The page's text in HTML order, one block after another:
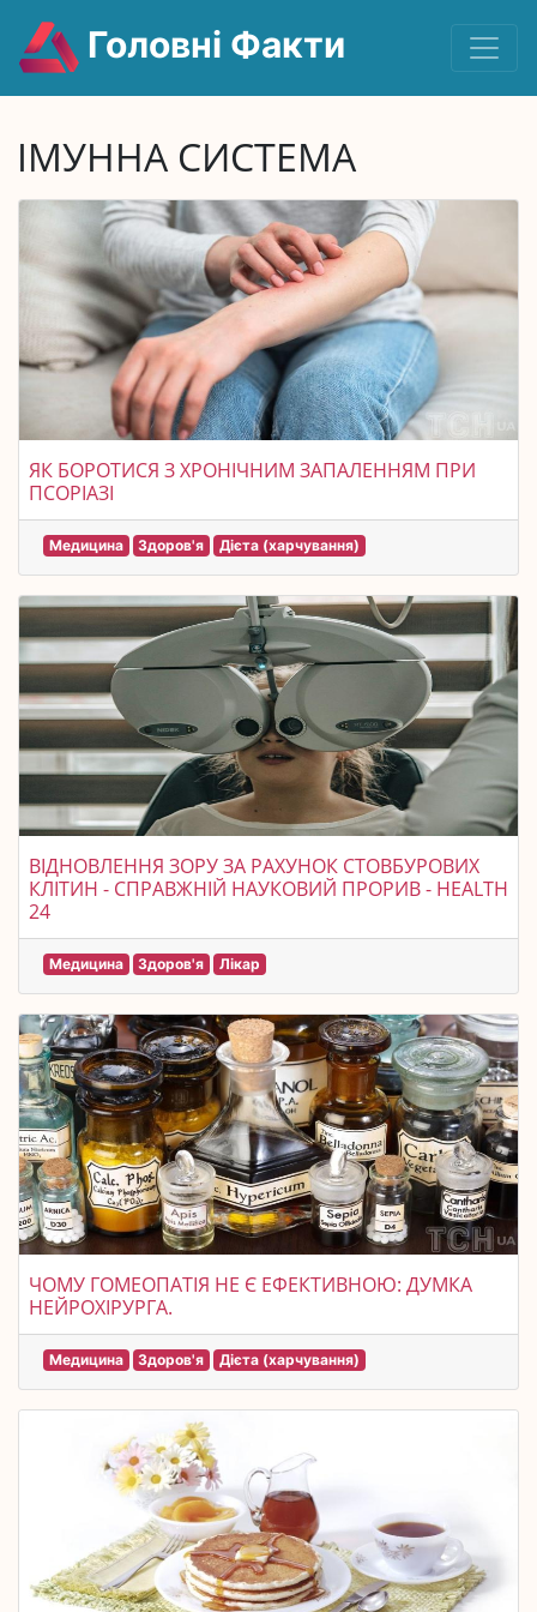
Головні Факти
ІМУННА СИСТЕМА
ЯК БОРОТИСЯ З ХРОНІЧНИМ ЗАПАЛЕННЯМ ПРИ
ПСОРІАЗІ
Медицина Здоров'я Дієта (харчування)
ВІДНОВЛЕННЯ ЗОРУ ЗА РАХУНОК СТОВБУРОВИХ
КЛІТИН - СПРАВЖНІЙ НАУКОВИЙ ПРОРИВ - HEALTH
24
Медицина Здоров'я Лікар
ЧОМУ ГОМЕОПАТІЯ НЕ Є ЕФЕКТИВНОЮ: ДУМКА
НЕЙРОХІРУРГА.
Медицина Здоров'я Дієта (харчування)